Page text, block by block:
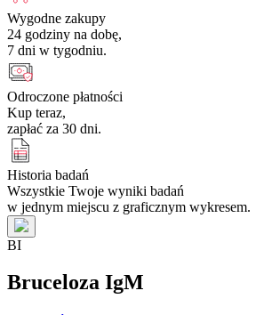
Wygodne zakupy
24 godziny na dobę,
7 dni w tygodniu.
Odroczone płatności
Kup teraz,
zapłać za 30 dni.
Historia badań
Wszystkie Twoje wyniki badań
w jednym miejscu z graficznym wykresem.
BI
Bruceloza IgM